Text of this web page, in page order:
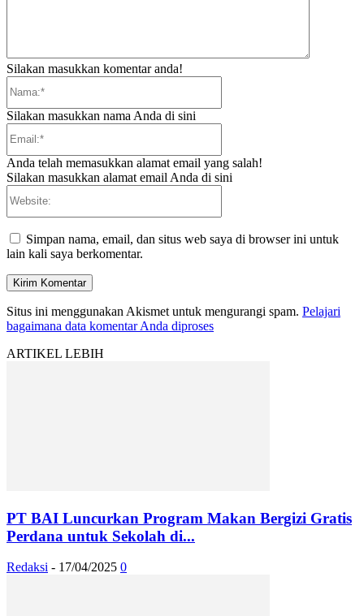
Silakan masukkan komentar anda!
Silakan masukkan nama Anda di sini
Anda telah memasukkan alamat email yang salah!
Silakan masukkan alamat email Anda di sini
Simpan nama, email, dan situs web saya di browser ini untuk
lain kali saya berkomentar.
Situs ini menggunakan Akismet untuk mengurangi spam. Pelajari
bagaimana data komentar Anda diproses
ARTIKEL LEBIH
PT BAI Luncurkan Program Makan Bergizi Gratis
Perdana untuk Sekolah di...
Redaksi - 17/04/2025 0